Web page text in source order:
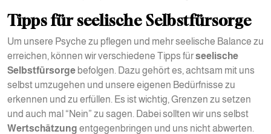
Tipps für seelische Selbstfürsorge
Um unsere Psyche zu pflegen und mehr seelische Balance zu
erreichen, können wir verschiedene Tipps fürseelische
Selbstfürsorge befolgen. Dazu gehört es, achtsam mit uns
selbst umzugehen und unsere eigenen Bedürfnisse zu
erkennen und zu erfüllen. Es ist wichtig, Grenzen zu setzen
und auch mal “Nein” zu sagen. Dabei sollten wir uns selbst
Wertschätzung entgegenbringen und uns nicht abwerten.